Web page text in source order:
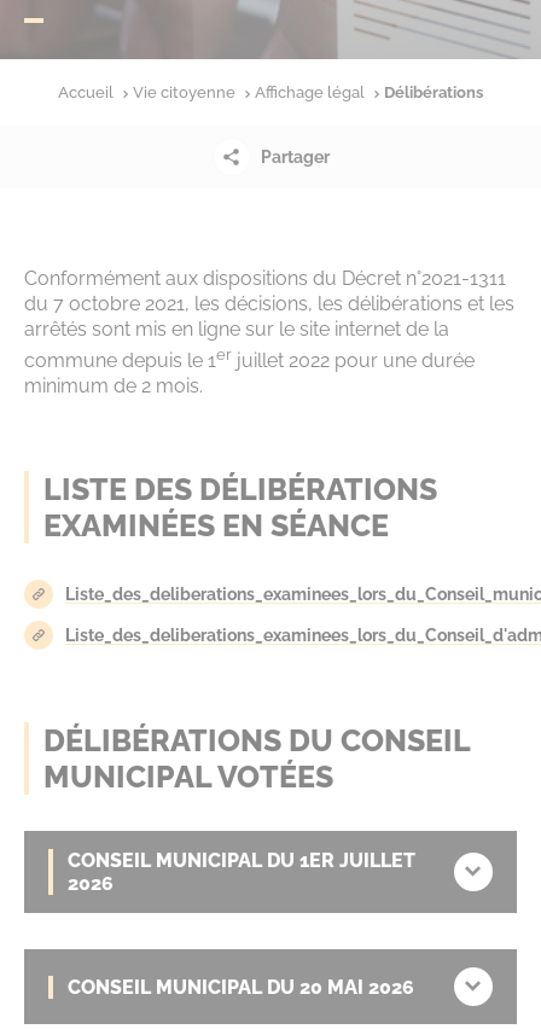
Accueil Vie citoyenne Affichage légal Délibérations
Partager
Conformément aux dispositions du Décret n°2021-1311
du 7 octobre 2021, les décisions, les délibérations et les
arrêtés sont mis en ligne sur le site internet de la
commune depuis le 1er juillet 2022 pour une durée
minimum de 2 mois.
LISTE DES DÉLIBÉRATIONS
EXAMINÉES EN SÉANCE
DÉLIBÉRATIONS DU CONSEIL
MUNICIPAL VOTÉES
CONSEIL MUNICIPAL DU 1ER JUILLET
2026
CONSEIL MUNICIPAL DU 20 MAI 2026